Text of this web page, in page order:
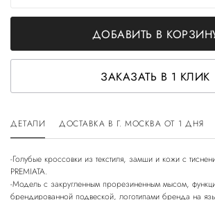
ДОБАВИТЬ В
ЗАКАЗАТЬ В 1 КЛИК
ДЕТАЛИ ДОСТАВКА В Г. МОСКВА ОТ 1 ДНЯ
-Голубые кроссовки из текстиля, замши и кожи с
PREMIATA.
-Модель с закругленным прорезиненным мысом,
брендированной подвеской, логотипами бренда на